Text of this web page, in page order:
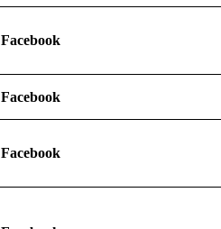
Facebook
Facebook
Facebook